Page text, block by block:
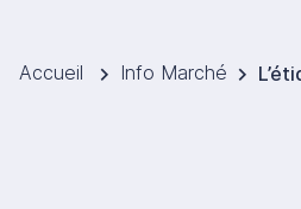
Accueil Info Marché